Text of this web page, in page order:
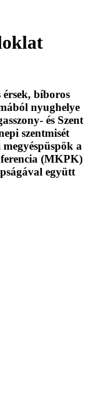
érsek, bíboros
nyughelye
és Szent
szentmisét
a
(MKPK)
együtt